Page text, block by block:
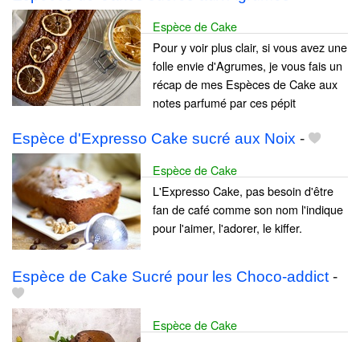
Espèce de Cake
Pour y voir plus clair, si vous avez une
folle envie d'Agrumes, je vous fais un
récap de mes Espèces de Cake aux
notes parfumé par ces pépit
Espèce d'Expresso Cake sucré aux Noix -
Espèce de Cake
L'Expresso Cake, pas besoin d'être
fan de café comme son nom l'indique
pour l'aimer, l'adorer, le kiffer.
Espèce de Cake Sucré pour les Choco-addict -
Espèce de Cake